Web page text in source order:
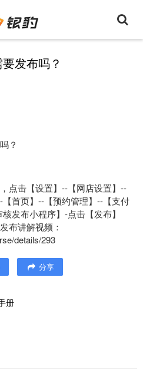
发布吗？
？
点击【设置】--【网店设置】--
【首页】--【预约管理】--【支付
发布小程序】-点击【发布】
布讲解视频：
details/293
分享
册